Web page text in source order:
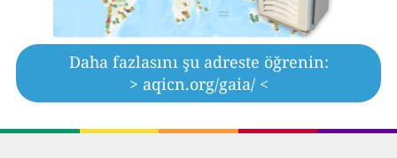
Daha fazlasını şu adreste öğrenin:
> aqicn.org/gaia/ <